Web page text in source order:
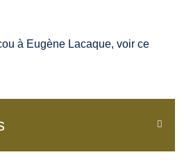
à Eugène Lacaque, voir ce
